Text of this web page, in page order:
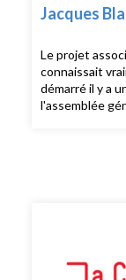
Jacques
Le projet
connaissait
démarré il y a
l'assemblée